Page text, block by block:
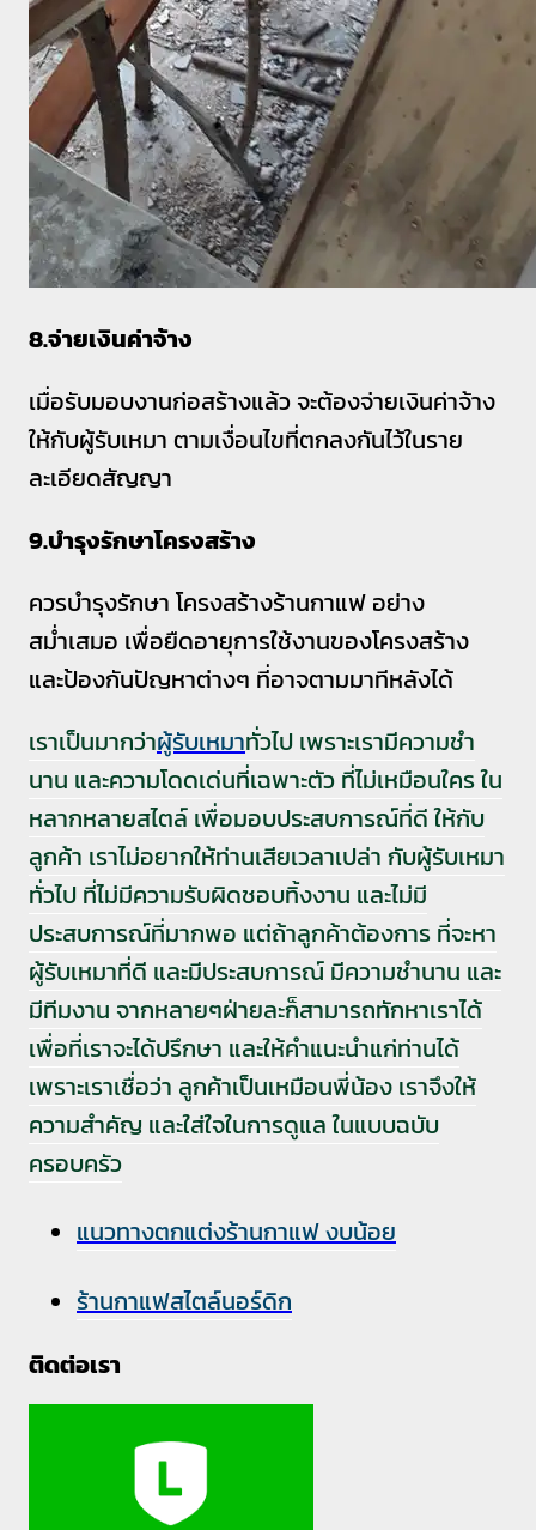
8.จ่ายเงินค่าจ้าง
เมื่อรับมอบงานก่อสร้างแล้ว จะต้องจ่ายเงินค่าจ้าง
ให้กับผู้รับเหมา ตามเงื่อนไขที่ตกลงกันไว้ในราย
ละเอียดสัญญา
9.บำรุงรักษาโครงสร้าง
ควรบำรุงรักษา โครงสร้างร้านกาแฟ อย่าง
สม่ำเสมอ เพื่อยืดอายุการใช้งานของโครงสร้าง
และป้องกันปัญหาต่างๆ ที่อาจตามมาทีหลังได้
เราเป็นมากว่าผู้รับเหมาทั่วไป เพราะเรามีความชำ
นาน และความโดดเด่นที่เฉพาะตัว ที่ไม่เหมือนใคร ใน
หลากหลายสไตล์ เพื่อมอบประสบการณ์ที่ดี ให้กับ
ลูกค้า เราไม่อยากให้ท่านเสียเวลาเปล่า กับผู้รับเหมา
ทั่วไป ที่ไม่มีความรับผิดชอบทิ้งงาน และไม่มี
ประสบการณ์ที่มากพอ แต่ถ้าลูกค้าต้องการ ที่จะหา
ผู้รับเหมาที่ดี และมีประสบการณ์ มีความชำนาน และ
มีทีมงาน จากหลายๆฝ่ายละก็สามารถทักหาเราได้
เพื่อที่เราจะได้ปรึกษา และให้คำแนะนำแก่ท่านได้
เพราะเราเชื่อว่า ลูกค้าเป็นเหมือนพี่น้อง เราจึงให้
ความสำคัญ และใส่ใจในการดูแล ในแบบฉบับ
ครอบครัว
แนวทางตกแต่งร้านกาแฟ งบน้อย
ร้านกาแฟสไตล์นอร์ดิก
ติดต่อเรา⁣